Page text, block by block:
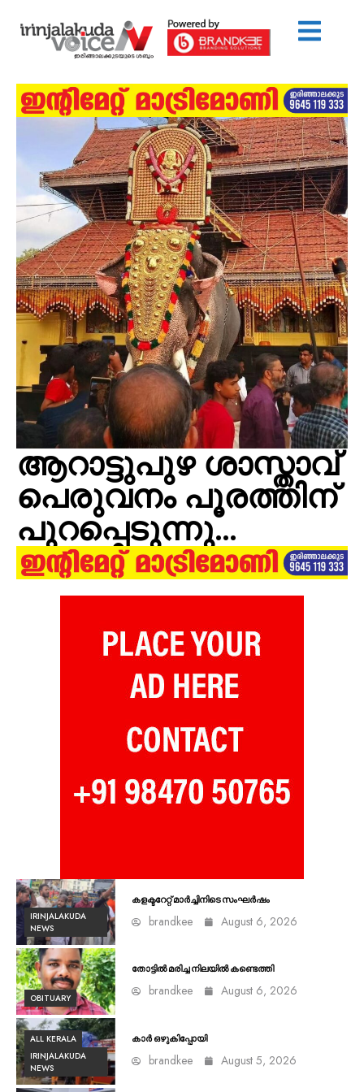
ആറാട്ടുപുഴ ശാസ്താവ്
പെരുവനം പൂരത്തിന്
പുറപ്പെടുന്നു…
IRINJALAKUDA
NEWS
കളക്ടറേറ്റ് മാർച്ചിനിടെ സംഘർഷം
brandkee August 6, 2026
OBITUARY
തോട്ടിൽ മരിച്ച നിലയിൽ കണ്ടെത്തി
brandkee August 6, 2026
ALL KERALA
IRINJALAKUDA
NEWS
കാർ ഒഴുകിപ്പോയി
brandkee August 5, 2026